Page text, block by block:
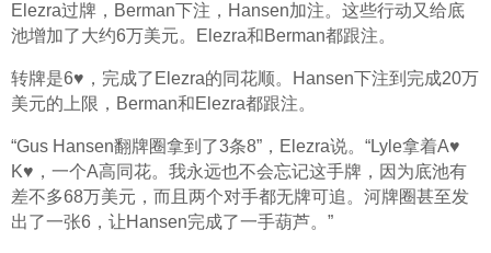
Elezra过牌，Berman下注，Hansen加注。这些行动又给底
池增加了大约6万美元。Elezra和Berman都跟注。
转牌是6♥，完成了Elezra的同花顺。Hansen下注到完成20万
美元的上限，Berman和Elezra都跟注。
“Gus Hansen翻牌圈拿到了3条8”，Elezra说。“Lyle拿着A♥
K♥，一个A高同花。我永远也不会忘记这手牌，因为底池有
差不多68万美元，而且两个对手都无牌可追。河牌圈甚至发
出了一张6，让Hansen完成了一手葫芦。”